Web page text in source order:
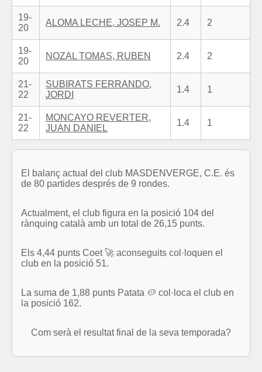
19-
20
ALOMA LECHE, JOSEP M. 2.4 2
19-
20
NOZAL TOMAS, RUBEN 2.4 2
21-
22
SUBIRATS FERRANDO,
JORDI
1.4 1
21-
22
MONCAYO REVERTER,
JUAN DANIEL
1.4 1
El balanç actual del club MASDENVERGE, C.E. és
de 80 partides després de 9 rondes.
Actualment, el club figura en la posició 104 del
rànquing català amb un total de 26,15 punts.
Els 4,44 punts Coet 🚀 aconseguits col·loquen el
club en la posició 51.
La suma de 1,88 punts Patata 🥔 col·loca el club en
la posició 162.
Com serà el resultat final de la seva temporada?